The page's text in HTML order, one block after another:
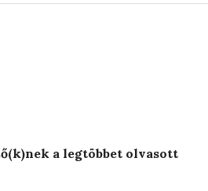
a legtöbbet olvasott